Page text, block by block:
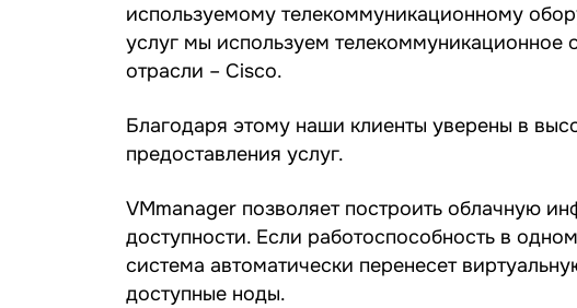
используемому телекоммуникационному
услуг мы используем телекоммуникационное
отрасли – Cisco.
Благодаря этому наши клиенты уверены в
предоставления услуг.
VMmanager позволяет построить облачную
доступности. Если работоспособность в
система автоматически перенесет
доступные ноды.